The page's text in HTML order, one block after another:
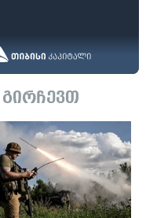
გირჩევთ